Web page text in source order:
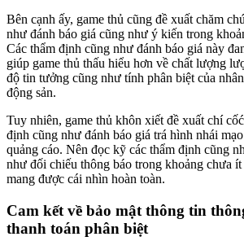
Bên cạnh ấy, game thủ cũng đề xuất chăm
như đánh báo giá cũng như ý kiến trong
Các thẩm định cũng như đánh báo giá này
giúp game thủ thấu hiểu hơn về chất lượng
độ tin tưởng cũng như tính phân biệt của
động sản.
Tuy nhiên, game thủ khôn xiết đề xuất chí
định cũng như đánh báo giá trá hình nhái
quảng cáo. Nên đọc kỹ các thẩm định cũng
như đối chiếu thông báo trong khoảng chưa
mang được cái nhìn hoàn toàn.
Cam kết về bảo mật thông tin
thanh toán phân biệt